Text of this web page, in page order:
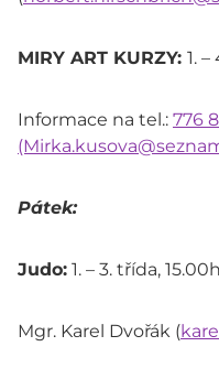
MIRY ART KURZY: 1.
Informace na tel.: 776
Pátek:
Judo: 1. – 3. třída,
Mgr. Karel Dvořák (